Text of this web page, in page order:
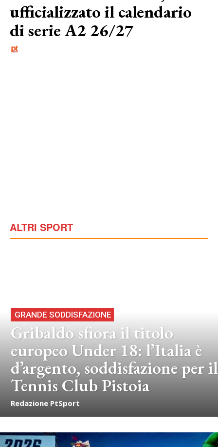
ufficializzato il calendario
di serie A2 26/27
ALTRI SPORT
GRANDE SODDISFAZIONE
Gribaldo sfiora il titolo
europeo Under 18: l’Italia è
d’argento, soddisfazione per il
Tennis Club Pistoia
Redazione PtSport